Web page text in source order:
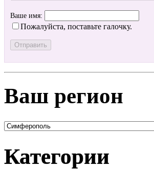
Ваше имя:
Пожалуйста, поставьте галочку.
Ваш регион
Категории